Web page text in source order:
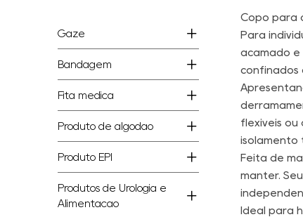
Gaze
Bandagem
Fita médica
Produto de algodão
Produto EPI
Produtos de Urologia e
Alimentação
Copo para
Para
acamado é
confinados
flexíveis ou
isolamento
Feita de
manter.
Ideal para